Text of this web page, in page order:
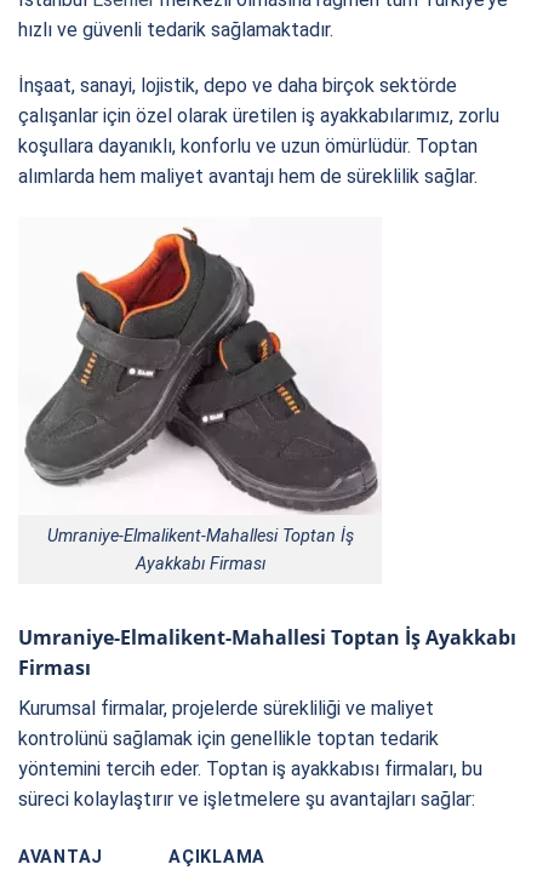
hızlı ve güvenli tedarik sağlamaktadır.
İnşaat, sanayi, lojistik, depo ve daha birçok sektörde
çalışanlar için özel olarak üretilen iş ayakkabılarımız, zorlu
koşullara dayanıklı, konforlu ve uzun ömürlüdür. Toptan
alımlarda hem maliyet avantajı hem de süreklilik sağlar.
Umraniye-Elmalikent-Mahallesi Toptan İş
Ayakkabı Firması
Umraniye-Elmalikent-Mahallesi Toptan İş Ayakkabı
Firması
Kurumsal firmalar, projelerde sürekliliği ve maliyet
kontrolünü sağlamak için genellikle toptan tedarik
yöntemini tercih eder. Toptan iş ayakkabısı firmaları, bu
süreci kolaylaştırır ve işletmelere şu avantajları sağlar:
AVANTAJ AÇIKLAMA